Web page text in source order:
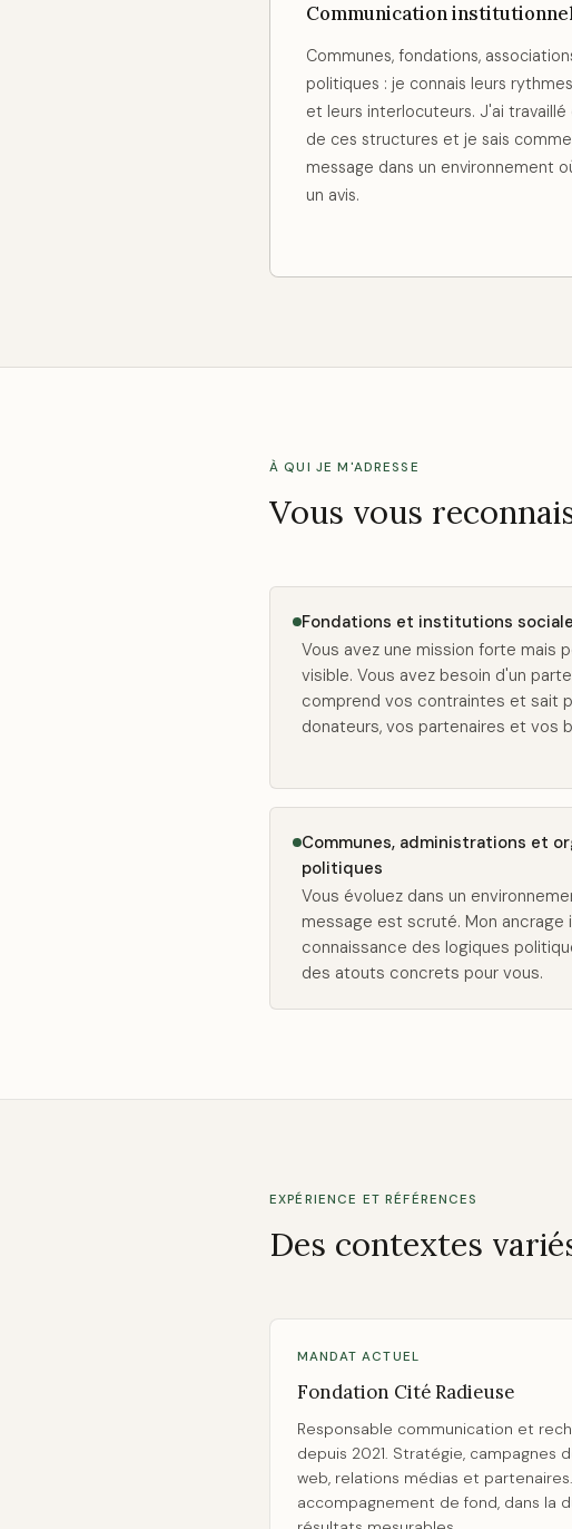
Communication
Communes, fondations,
politiques : je connais leurs
et leurs interlocuteurs. J'ai
de ces structures et je sais
message dans un environnement
un avis.
À QUI JE M'ADRESSE
Vous vous
Fondations et institutions
Vous avez une mission forte mais
visible. Vous avez besoin d'un
comprend vos contraintes et sait
donateurs, vos partenaires et vos
Communes, administrations et
politiques
Vous évoluez dans un
message est scruté. Mon ancrage
connaissance des logiques
des atouts concrets pour vous.
EXPÉRIENCE ET RÉFÉRENCES
Des contextes
MANDAT ACTUEL
Fondation Cité Radieuse
Responsable communication et
depuis 2021. Stratégie, campagnes
web, relations médias et
accompagnement de fond, dans la